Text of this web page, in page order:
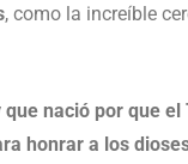
, como la increíble
nació por que el
honrar a los